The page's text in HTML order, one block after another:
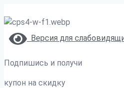
Версия для
Подпишись и получи
купон на скидку